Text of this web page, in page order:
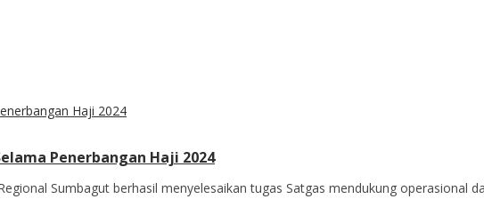
Penerbangan Haji 2024
Sumbagut berhasil menyelesaikan tugas Satgas mendukung operasional